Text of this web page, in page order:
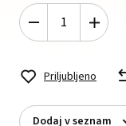
Priljubljeno
Dodaj v seznam